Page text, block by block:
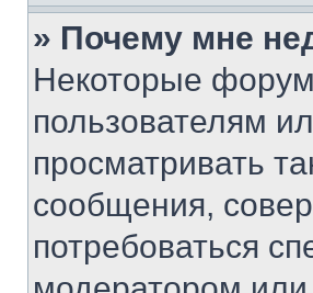
» Почему мне
Некоторые
пользователям
просматривать
сообщения,
потребоваться